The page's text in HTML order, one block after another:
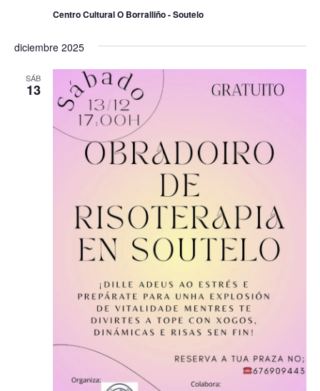
Centro Cultural O Borralliño - Soutelo
diciembre 2025
SÁB
13